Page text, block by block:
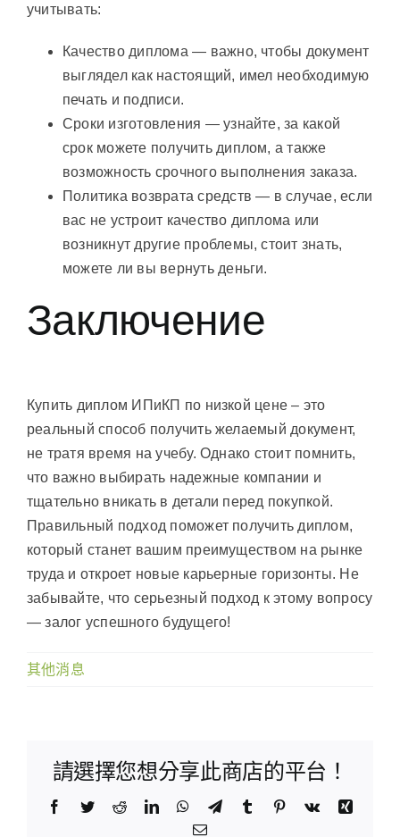
учитывать:
Качество диплома — важно, чтобы документ
выглядел как настоящий, имел необходимую
печать и подписи.
Сроки изготовления — узнайте, за какой
срок можете получить диплом, а также
возможность срочного выполнения заказа.
Политика возврата средств — в случае, если
вас не устроит качество диплома или
возникнут другие проблемы, стоит знать,
можете ли вы вернуть деньги.
Заключение
Купить диплом ИПиКП по низкой цене – это
реальный способ получить желаемый документ,
не тратя время на учебу. Однако стоит помнить,
что важно выбирать надежные компании и
тщательно вникать в детали перед покупкой.
Правильный подход поможет получить диплом,
который станет вашим преимуществом на рынке
труда и откроет новые карьерные горизонты. Не
забывайте, что серьезный подход к этому вопросу
— залог успешного будущего!
其他消息
請選擇您想分享此商店的平台！
Facebook
TwitterRedditLinkedInWhatsApp
TelegramTumblr Pinterest
Vk
Xing
Email: